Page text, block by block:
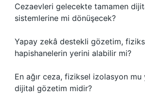
Cezaevleri gelecekte tamamen
sistemlerine mi dönüşecek?
Yapay zekâ destekli gözetim,
hapishanelerin yerini alabilir mi?
En ağır ceza, fiziksel izolasyon mu
dijital gözetim midir?